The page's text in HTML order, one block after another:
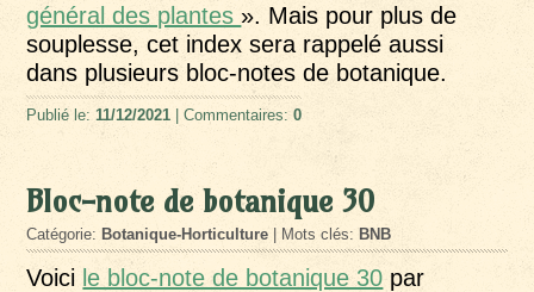
général des plantes ». Mais pour plus de
souplesse, cet index sera rappelé aussi
dans plusieurs bloc-notes de botanique.
Publié le:11/12/2021 | Commentaires:0
Bloc-note de botanique 30
Catégorie: Botanique-Horticulture | Mots clés: BNB
Voici le bloc-note de botanique 30 par